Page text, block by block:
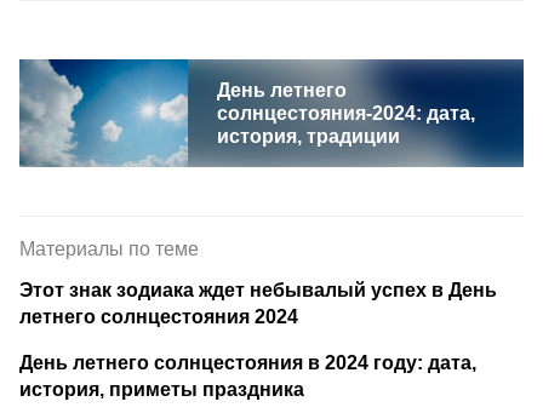
День летнего
солнцестояния-2024: дата,
история, традиции
Материалы по теме
Этот знак зодиака ждет небывалый успех в День
летнего солнцестояния 2024
День летнего солнцестояния в 2024 году: дата,
история, приметы праздника